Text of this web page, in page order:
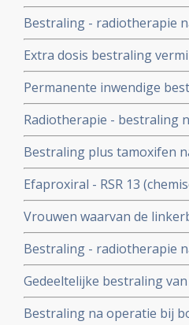
operatie van borstkanker
zelfde risico tegen recidief
bovenlichaamsbestraling
Bestraling - radiotherapie
significant de kans op een
grote EBCTCG studie bij
Extra dosis bestraling
Permanente inwendige
geeft hoopvolle resultaten
Geen enkele vrouw
Radiotherapie - bestraling
Bestraling plus tamoxifen
lijkt zinloos. Voor vrouwen
uitzaaiingen, al is ook hier
Efaproxiral - RSR 13
toevoegt aan de cel )
behandeling van
Vrouwen waarvan de
hartklachten later in hun
Bestraling - radiotherapie
met een erfelijke belasting
dan bij vrouwen die niet
Gedeeltelijke bestraling
overlevingstijd en kans op
(stadium I en II). De
Bestraling na operatie bij